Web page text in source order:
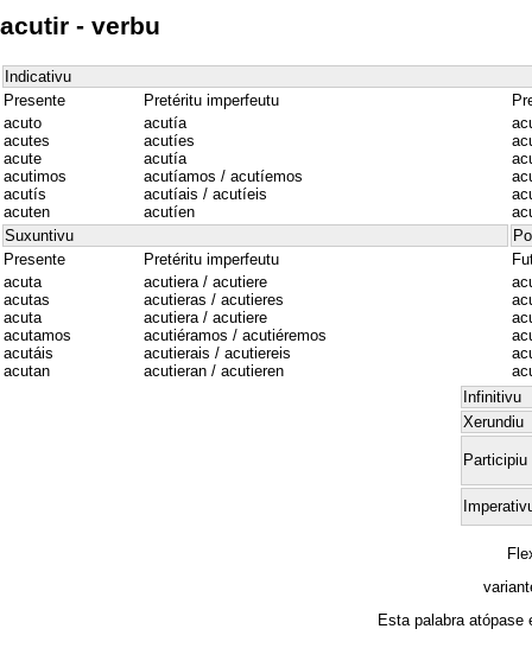
acutir - verbu
Indicativu
Presente
Pretéritu imperfeutu
acuto
acutes
acute
acutimos
acutís
acuten
acutía
acutíes
acutía
acutíamos / acutíemos
acutíais / acutíeis
acutíen
Suxuntivu
Presente
Pretéritu imperfeutu
acuta
acutas
acuta
acutamos
acutáis
acutan
acutiera / acutiere
acutieras / acutieres
acutiera / acutiere
acutiéramos / acutiéremos
acutierais / acutiereis
acutieran / acutieren
Infinitivu
Xerundiu
Participiu
Esta palabra atópase